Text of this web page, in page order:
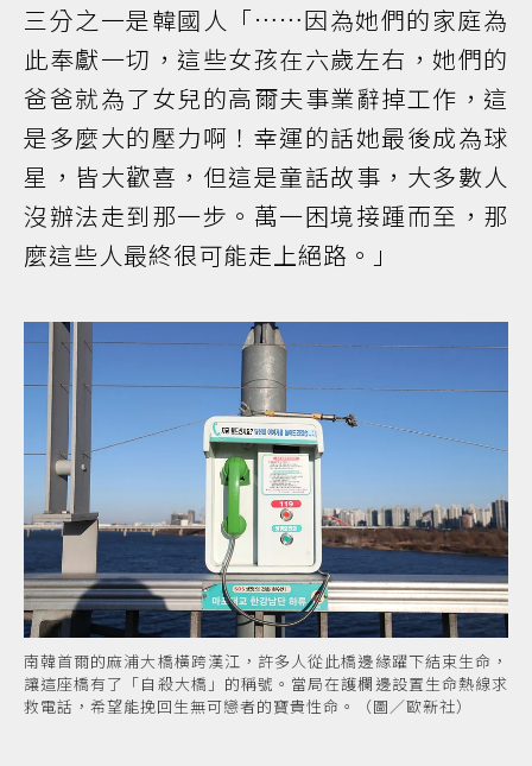
三分之一是韓國人「……因為她們的家庭為
此奉獻一切，這些女孩在六歲左右，她們的
爸爸就為了女兒的高爾夫事業辭掉工作，這
是多麼大的壓力啊！幸運的話她最後成為球
星，皆大歡喜，但這是童話故事，大多數人
沒辦法走到那一步。萬一困境接踵而至，那
麼這些人最終很可能走上絕路。」
南韓首爾的麻浦大橋橫跨漢江，許多人從此橋邊緣躍下結束生命，
讓這座橋有了「自殺大橋」的稱號。當局在護欄邊設置生命熱線求
救電話，希望能挽回生無可戀者的寶貴性命。（圖／歐新社）